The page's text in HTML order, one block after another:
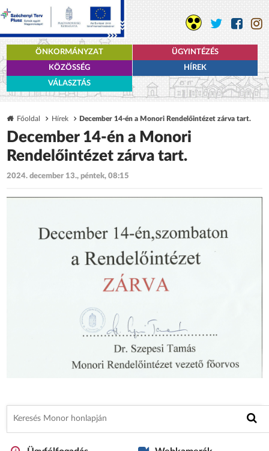
ÖNKORMÁNYZAT
ÜGYINTÉZÉS
KÖZÖSSÉG
HÍREK
VÁLASZTÁS
Főoldal Hírek December 14-én a Monori Rendelőintézet zárva tart.
December 14-én a Monori
Rendelőintézet zárva tart.
2024. december 13., péntek, 08:15